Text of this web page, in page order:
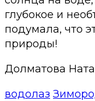
глубокое и
подумала, что
природы!
Долматова
водолаз